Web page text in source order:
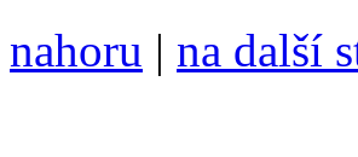
nahoru | na další